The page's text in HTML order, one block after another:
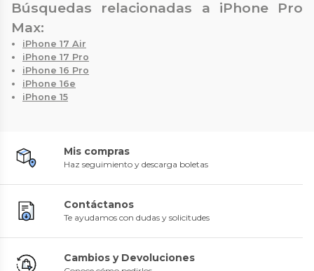
Búsquedas relacionadas a iPhone Pro
Max:
iPhone 17 Air
iPhone 17 Pro
iPhone 16 Pro
iPhone 16e
iPhone 15
Mis compras
Haz seguimiento y descarga boletas
Contáctanos
Te ayudamos con dudas y solicitudes
Cambios y Devoluciones